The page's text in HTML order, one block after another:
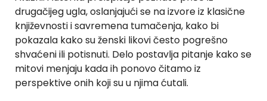
drugačijeg ugla, oslanjajući se na izvore iz klasične
književnosti i savremena tumačenja, kako bi
pokazala kako su ženski likovi često pogrešno
shvaćeni ili potisnuti. Delo postavlja pitanje kako se
mitovi menjaju kada ih ponovo čitamo iz
perspektive onih koji su u njima ćutali.